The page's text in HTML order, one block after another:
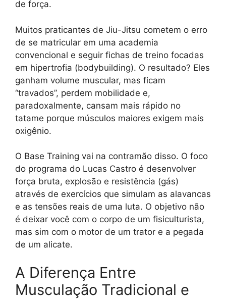
de força.
Muitos praticantes de Jiu-Jitsu cometem o erro
de se matricular em uma academia
convencional e seguir fichas de treino focadas
em hipertrofia (bodybuilding). O resultado? Eles
ganham volume muscular, mas ficam
“travados”, perdem mobilidade e,
paradoxalmente, cansam mais rápido no
tatame porque músculos maiores exigem mais
oxigênio.
O Base Training vai na contramão disso. O foco
do programa do Lucas Castro é desenvolver
força bruta, explosão e resistência (gás)
através de exercícios que simulam as alavancas
e as tensões reais de uma luta. O objetivo não
é deixar você com o corpo de um fisiculturista,
mas sim com o motor de um trator e a pegada
de um alicate.
A Diferença Entre
Musculação Tradicional e